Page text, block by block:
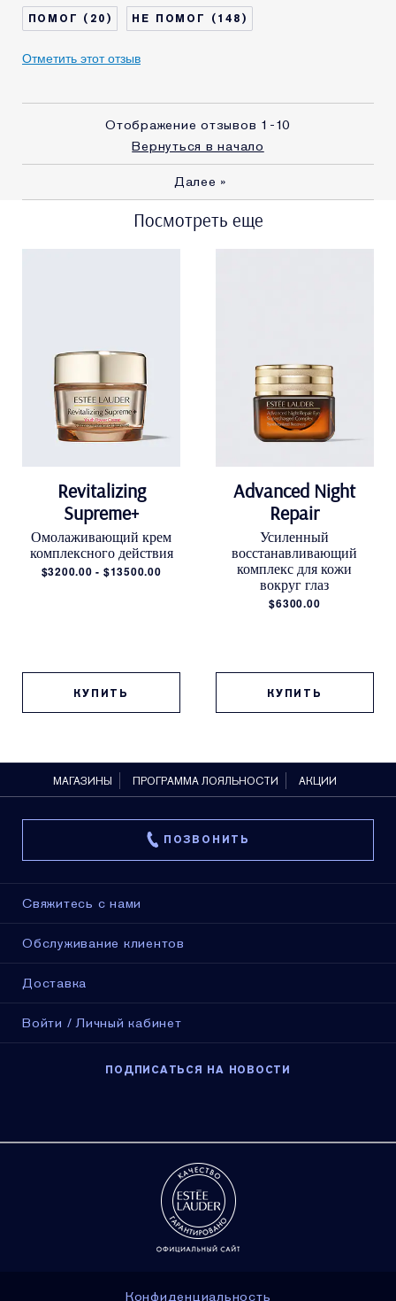
Проблема кожи
Лифтинг / Подтяжка
КАК ДАВНО ВЫ
КОМЕТИКОЙ ESTEE
Менее 1 года
Я получал(-а)
Нет
Я являюсь участником
Estee Lauder
20 148
Отметить этот отзыв
Отображение отзывов 1-10
Вернуться в начало
Далее »
Посмотреть еще
Revitalizing
Supreme+
Омолаживающий крем
комплексного действия
$3200.00 - $13500.00
КУПИТЬ
Advanced Night
Repair
Усиленный
восстанавливающий
комплекс для кожи
вокруг глаз
$6300.00
КУПИТЬ
МАГАЗИНЫ ПРОГРАММА ЛОЯЛЬНОСТИ АКЦИИ
ПОЗВОНИТЬ
Свяжитесь с нами
Обслуживание клиентов
Доставка
Войти / Личный кабинет
ПОДПИСАТЬСЯ НА НОВОСТИ
Конфиденциальность